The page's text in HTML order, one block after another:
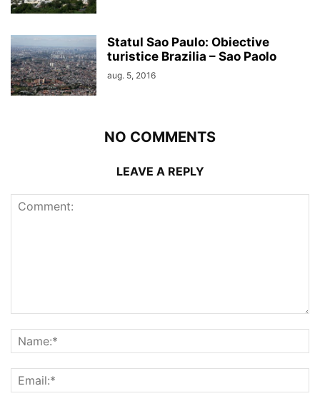
Statul Sao Paulo: Obiective
turistice Brazilia – Sao Paolo
aug. 5, 2016
NO COMMENTS
LEAVE A REPLY